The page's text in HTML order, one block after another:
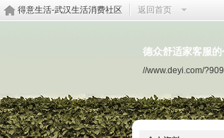
得意生活-武汉生活消费社区 返回首页
德众舒适家客服的
//www.deyi.com/